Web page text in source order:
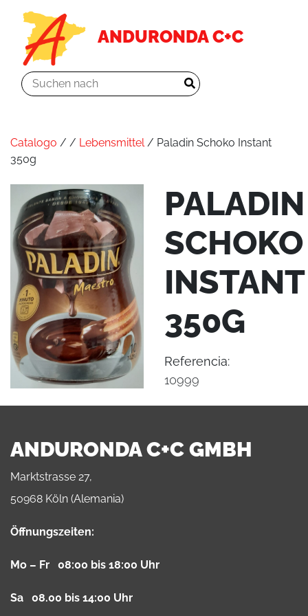
ANDURONDA C+C
Catalogo / / Lebensmittel/ Paladin Schoko Instant
350g
PALADIN
SCHOKO
INSTANT
350G
Referencia:
10999
ANDURONDA C+C GMBH
Marktstrasse 27,
50968 Köln (Alemania)
Öffnungszeiten:
Mo – Fr 08:00 bis 18:00 Uhr
Sa 08.00 bis 14:00 Uhr